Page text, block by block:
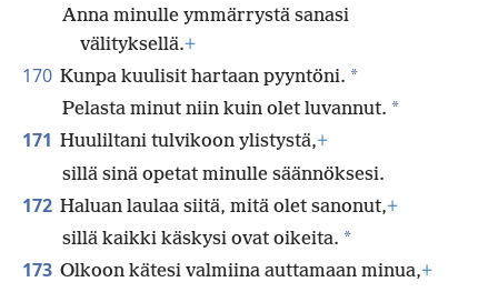
Anna minulle ymmärrystä sanasi
välityksellä.+
170 Kunpa kuulisit hartaan pyyntöni. *
Pelasta minut niin kuin olet luvannut. *
171 Huuliltani tulvikoon ylistystä,+
sillä sinä opetat minulle säännöksesi.
172 Haluan laulaa siitä, mitä olet sanonut,+
sillä kaikki käskysi ovat oikeita. *
173 Olkoon kätesi valmiina auttamaan minua,+